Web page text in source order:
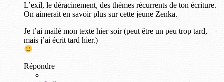
L’exil, le déracinement, des thèmes récurrents de ton écriture.
On aimerait en savoir plus sur cette jeune Zenka.
Je t’ai mailé mon texte hier soir (peut être un peu trop tard,
mais j’ai écrit tard hier.)
Répondre